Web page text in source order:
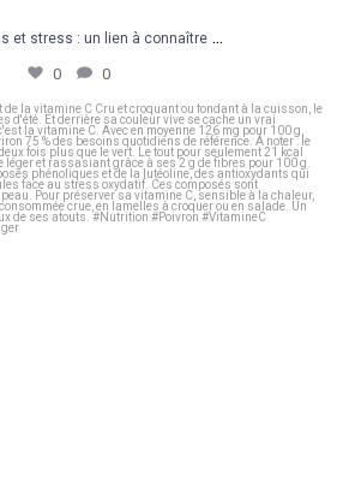
et stress : un lien à connaître ...
0 0
discret de la vitamine C...
0 0